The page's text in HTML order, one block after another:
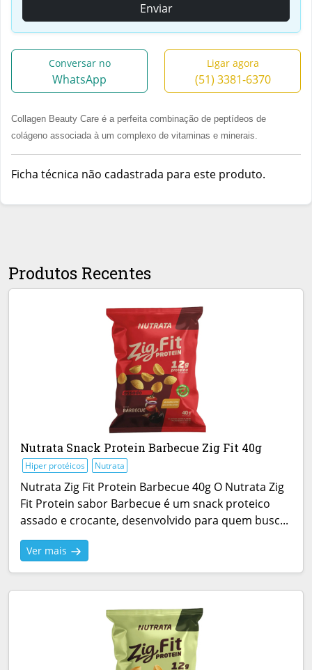
Enviar
Conversar no
WhatsApp
Ligar agora
(51) 3381-6370
Collagen Beauty Care é a perfeita combinação de peptídeos de
colágeno associada à um complexo de vitaminas e minerais.
Ficha técnica não cadastrada para este produto.
Produtos Recentes
Nutrata Snack Protein Barbecue Zig Fit 40g
Hiper protéicos Nutrata
Nutrata Zig Fit Protein Barbecue 40g O Nutrata Zig
Fit Protein sabor Barbecue é um snack proteico
assado e crocante, desenvolvido para quem busc...
Ver mais